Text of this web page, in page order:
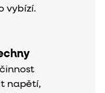
vybízí.
napětí,